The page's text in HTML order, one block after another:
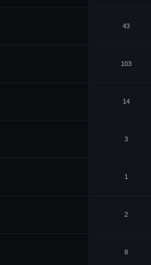
43
103
14
3
1
2
8